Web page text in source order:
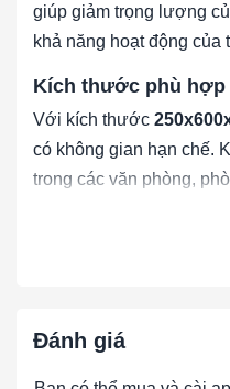
giúp giảm trọng lượng
khả năng hoạt động của
Kích thước phù
Với kích thước
có không gian hạn chế.
trong các văn phòng,
bao gồm cả các vi
trong việc làm sạch
Đánh giá